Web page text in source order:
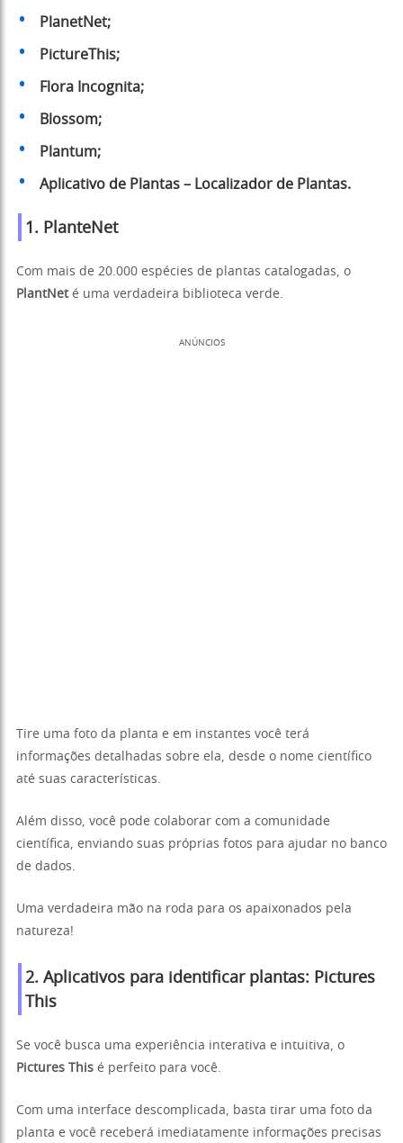
PlanetNet;
PictureThis;
Flora Incognita;
Blossom;
Plantum;
Aplicativo de Plantas – Localizador de Plantas.
1. PlanteNet
Com mais de 20.000 espécies de plantas catalogadas, o
PlantNeté uma verdadeira biblioteca verde.
ANÚNCIOS
Tire uma foto da planta e em instantes você terá
informações detalhadas sobre ela, desde o nome científico
até suas características.
Além disso, você pode colaborar com a comunidade
científica, enviando suas próprias fotos para ajudar no banco
de dados.
Uma verdadeira mão na roda para os apaixonados pela
natureza!
2. Aplicativos para identificar plantas: Pictures
This
Se você busca uma experiência interativa e intuitiva, o
Pictures This é perfeito para você.
Com uma interface descomplicada, basta tirar uma foto da
planta e você receberá imediatamente informações precisas